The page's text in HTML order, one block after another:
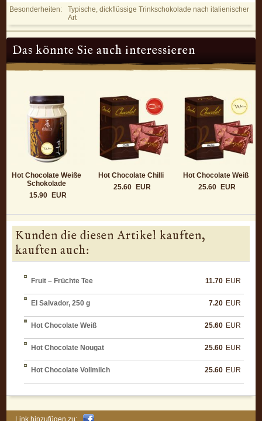
Besonderheiten:
Typische, dickflüssige Trinkschokolade nach italienischer
Art
Das könnte Sie auch interessieren
Hot Chocolate Weiße
Schokolade
15.90
EUR
Hot Chocolate Chilli
25.60
EUR
Hot Chocolate Weiß
25.60
EUR
Kunden die diesen Artikel kauften,
kauften auch:
Fruit – Früchte Tee 11.70 EUR
El Salvador, 250 g 7.20 EUR
Hot Chocolate Weiß 25.60 EUR
Hot Chocolate Nougat 25.60 EUR
Hot Chocolate Vollmilch 25.60 EUR
Link hinzufügen zu: